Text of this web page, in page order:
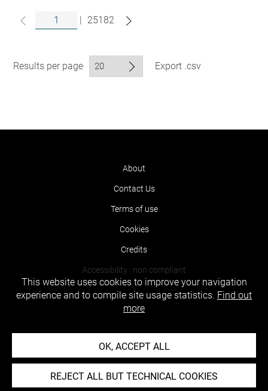
| 25182
Results per page Export .csv
About
Contact Us
Terms of use
Cookies
Credits
Accessibility : non compliant
This website uses cookies to improve your navigation
experience and to compile site usage statistics. Find out
more
OK, ACCEPT ALL
REJECT ALL BUT TECHNICAL COOKIES